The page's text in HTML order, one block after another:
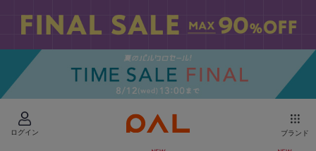
ログイン ブランド